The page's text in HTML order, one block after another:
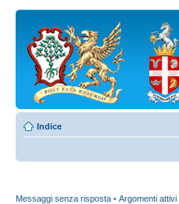
Indice
Messaggi senza risposta • Argomenti attivi